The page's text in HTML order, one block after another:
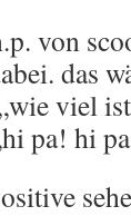
von
das
viel
pa! hi